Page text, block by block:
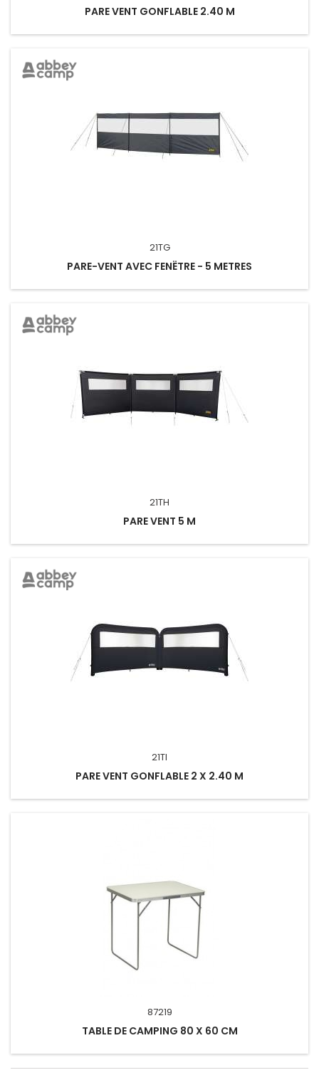
PARE VENT GONFLABLE 2.40 M
21TG
PARE-VENT AVEC FENËTRE - 5 METRES
21TH
PARE VENT 5 M
21TI
PARE VENT GONFLABLE 2 X 2.40 M
87219
TABLE DE CAMPING 80 X 60 CM